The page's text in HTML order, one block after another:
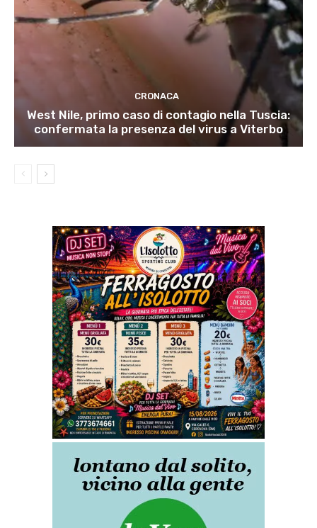
CRONACA
West Nile, primo caso di contagio nella Tuscia:
confermata la presenza del virus a Viterbo